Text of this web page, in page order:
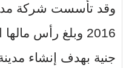
وقد تأسست شركة
جنية بهدف إنشاء